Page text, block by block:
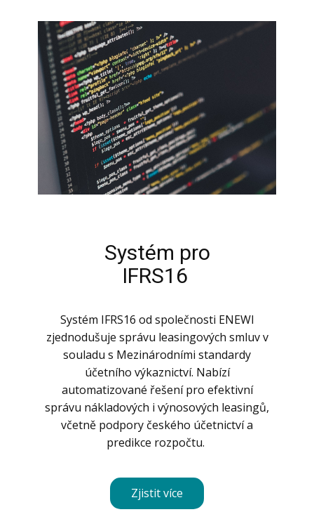
Systém pro
IFRS16
Systém IFRS16 od společnosti ENEWI
zjednodušuje správu leasingových smluv v
souladu s Mezinárodními standardy
účetního výkaznictví. Nabízí
automatizované řešení pro efektivní
správu nákladových i výnosových leasingů,
včetně podpory českého účetnictví a
predikce rozpočtu.
Zjistit více